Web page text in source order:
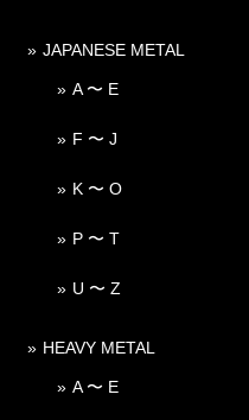
JAPANESE METAL
A 〜 E
F 〜 J
K 〜 O
P 〜 T
U 〜 Z
HEAVY METAL
A 〜 E